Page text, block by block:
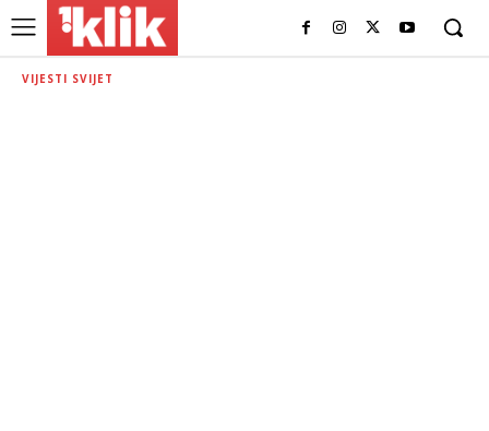
VIJESTI SVIJET